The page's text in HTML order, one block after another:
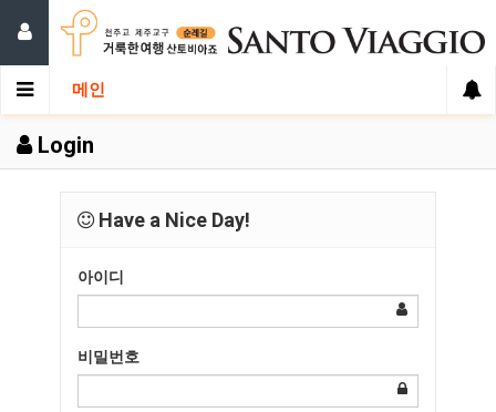
메인
Login
Have a Nice Day!
아이디
비밀번호